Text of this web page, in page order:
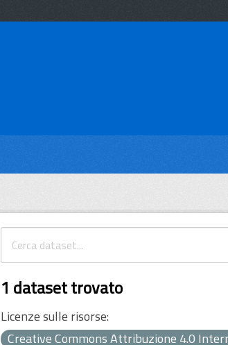
1 dataset trovato
Licenze sulle risorse:
Creative Commons Attribuzione 4.0